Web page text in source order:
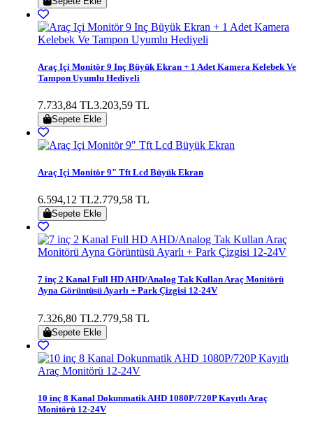
Araç Içi Monitör 9 Inç Büyük Ekran + 1 Adet Kamera Kelebek Ve
Tampon Uyumlu Hediyeli
7.733,84 TL3.203,59 TL
Sepete Ekle
Araç Içi Monitör 9" Tft Lcd Büyük Ekran
6.594,12 TL2.779,58 TL
Sepete Ekle
7 inç 2 Kanal Full HD AHD/Analog Tak Kullan Araç Monitörü
Ayna Görüntüsü Ayarlı + Park Çizgisi 12-24V
7.326,80 TL2.779,58 TL
Sepete Ekle
10 inç 8 Kanal Dokunmatik AHD 1080P/720P Kayıtlı Araç
Monitörü 12-24V